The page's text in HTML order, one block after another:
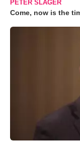
PETER SLAGER
Come, now is the